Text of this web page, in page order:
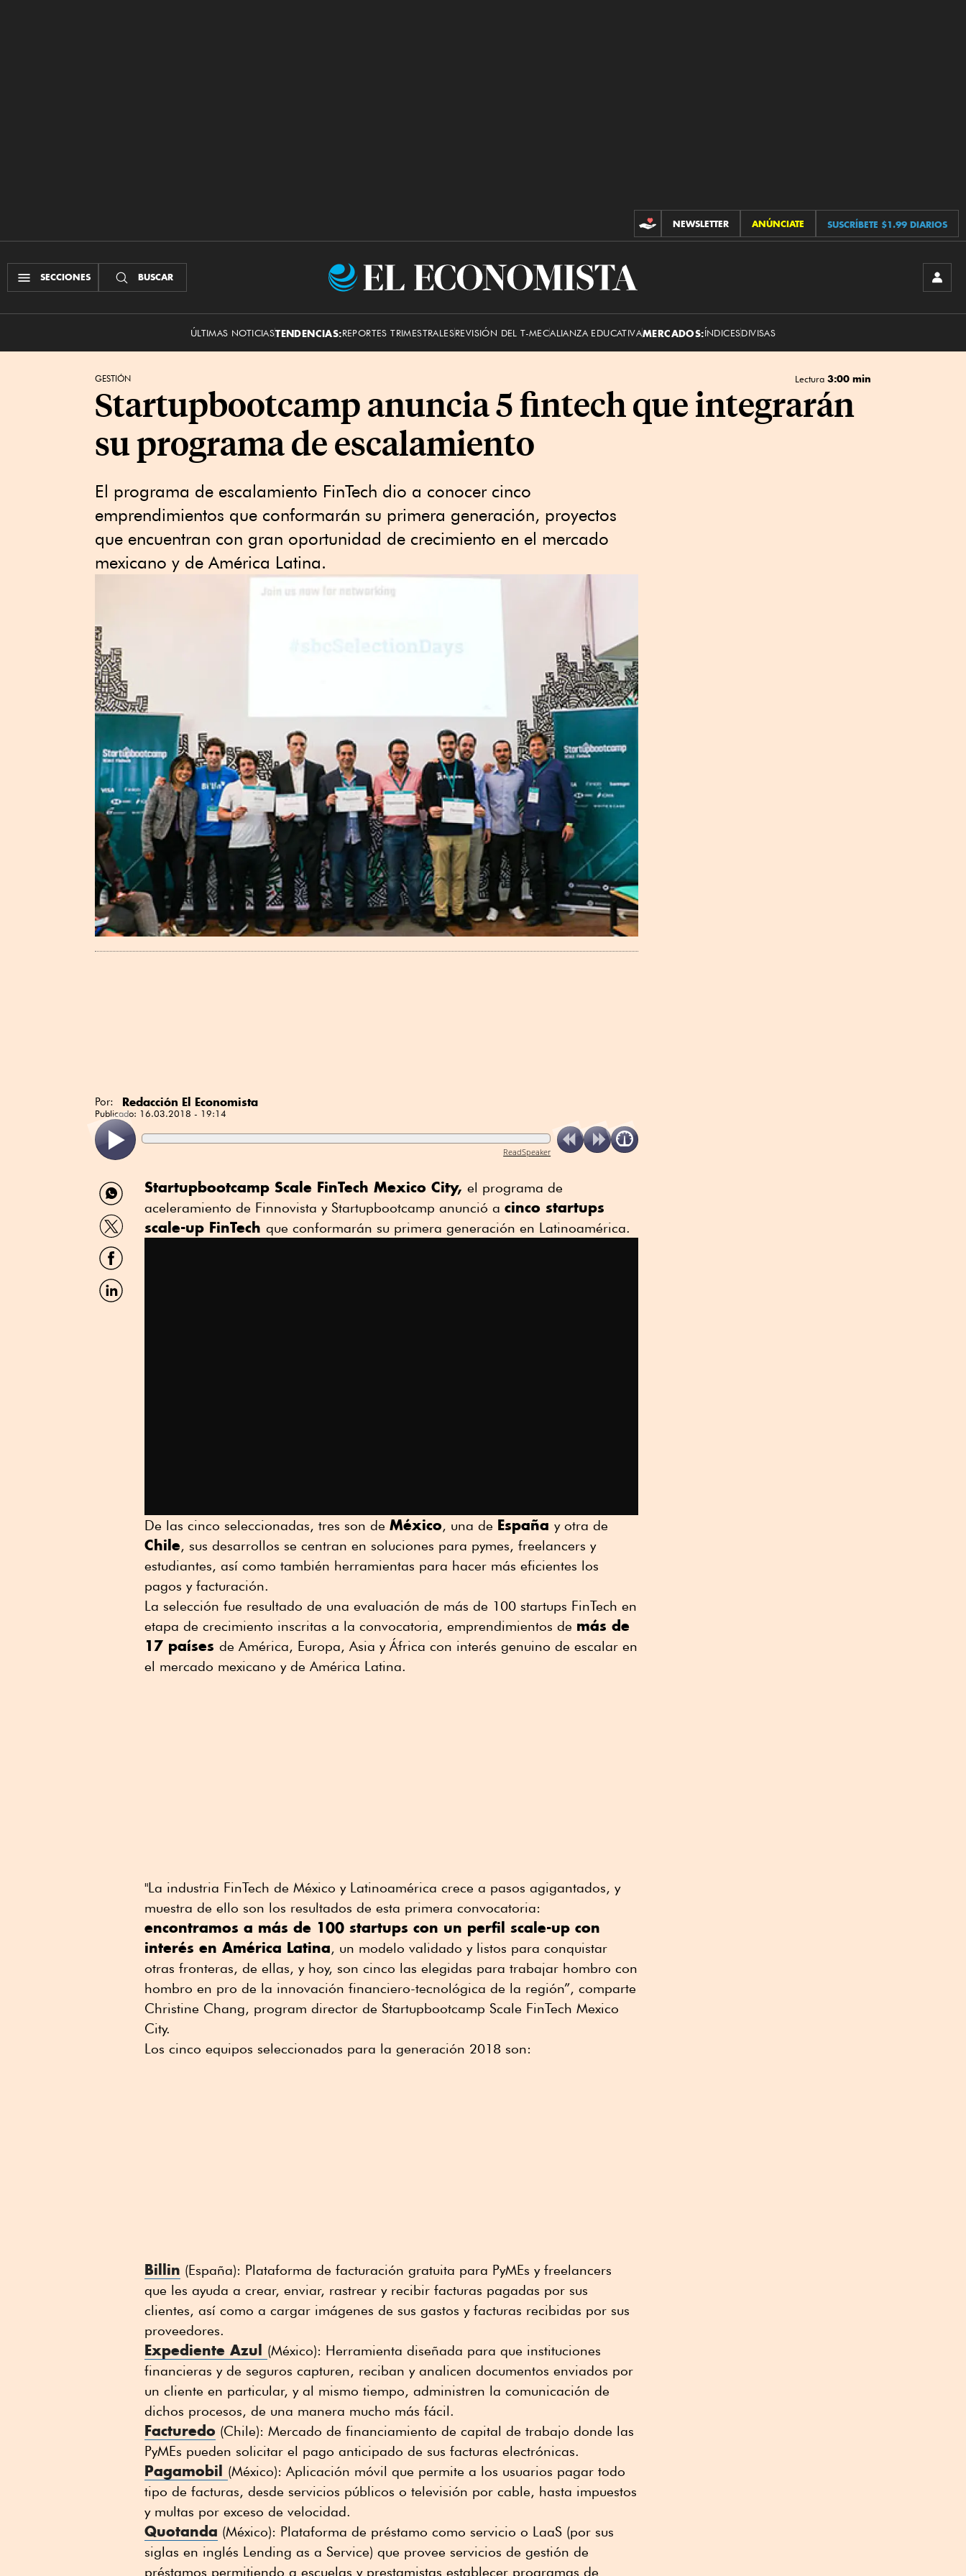
CONTRIBUCIONES
NEWSLETTER ANÚNCIATE SUSCRÍBETE $1.99 DIARIOS
SECCIONES BUSCAR
El
ÚLTIMAS NOTICIASTENDENCIAS:REPORTES TRIMESTRALESREVISIÓN DEL T-MECALIANZA EDUCATIVAMERCADOS:ÍNDICESDIVISAS
GESTIÓN Lectura 3:00 min
Startupbootcamp anuncia 5 fintech que integrarán
su programa de escalamiento
El programa de escalamiento FinTech dio a conocer cinco
emprendimientos que conformarán su primera generación, proyectos
que encuentran con gran oportunidad de crecimiento en el mercado
mexicano y de América Latina.
Por: Redacción El Economista
Publicado: 16.03.2018 - 19:14
ReadSpeaker
Compartir
por
WhatsApp
Compartir
por
Twitter
Compartir
por
Facebook
Compartir
por
Startupbootcamp Scale FinTech Mexico City, el programa de
aceleramiento de Finnovista y Startupbootcamp anunció a cinco startups
scale-up FinTech que conformarán su primera generación en Latinoamérica.
De las cinco seleccionadas, tres son de México, una de España y otra de
Chile, sus desarrollos se centran en soluciones para pymes, freelancers y
estudiantes, así como también herramientas para hacer más eficientes los
pagos y facturación.
La selección fue resultado de una evaluación de más de 100 startups FinTech en
etapa de crecimiento inscritas a la convocatoria, emprendimientos de más de
17 países de América, Europa, Asia y África con interés genuino de escalar en
el mercado mexicano y de América Latina.
"La industria FinTech de México y Latinoamérica crece a pasos agigantados, y
muestra de ello son los resultados de esta primera convocatoria:
encontramos a más de 100 startups con un perfil scale-up con
interés en América Latina, un modelo validado y listos para conquistar
otras fronteras, de ellas, y hoy, son cinco las elegidas para trabajar hombro con
hombro en pro de la innovación financiero-tecnológica de la región”, comparte
Christine Chang, program director de Startupbootcamp Scale FinTech Mexico
City.
Los cinco equipos seleccionados para la generación 2018 son:
Billin (España): Plataforma de facturación gratuita para PyMEs y freelancers
que les ayuda a crear, enviar, rastrear y recibir facturas pagadas por sus
clientes, así como a cargar imágenes de sus gastos y facturas recibidas por sus
proveedores.
Expediente Azul
(México): Herramienta diseñada para que instituciones
financieras y de seguros capturen, reciban y analicen documentos enviados por
un cliente en particular, y al mismo tiempo, administren la comunicación de
dichos procesos, de una manera mucho más fácil.
Facturedo (Chile): Mercado de financiamiento de capital de trabajo donde las
PyMEs pueden solicitar el pago anticipado de sus facturas electrónicas.
Pagamobil
(México): Aplicación móvil que permite a los usuarios pagar todo
tipo de facturas, desde servicios públicos o televisión por cable, hasta impuestos
y multas por exceso de velocidad.
Quotanda (México): Plataforma de préstamo como servicio o LaaS (por sus
siglas en inglés Lending as a Service) que provee servicios de gestión de
préstamos permitiendo a escuelas y prestamistas establecer programas de